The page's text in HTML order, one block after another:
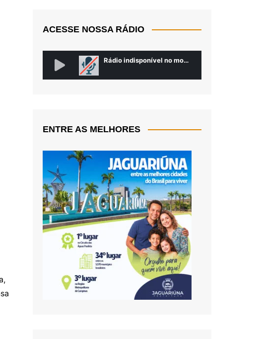
ACESSE NOSSA RÁDIO
ENTRE AS MELHORES